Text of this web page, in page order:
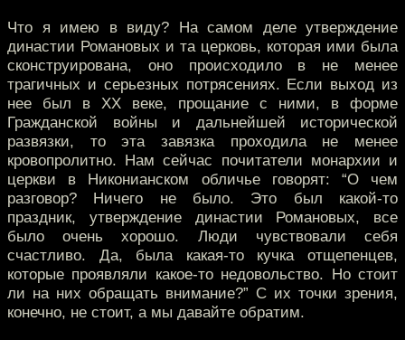
Что я имею в виду? На самом деле утверждение
династии Романовых и та церковь, которая ими была
сконструирована, оно происходило в не менее
трагичных и серьезных потрясениях. Если выход из
нее был в XX веке, прощание с ними, в форме
Гражданской войны и дальнейшей исторической
развязки, то эта завязка проходила не менее
кровопролитно. Нам сейчас почитатели монархии и
церкви в Никонианском обличье говорят: “О чем
разговор? Ничего не было. Это был какой-то
праздник, утверждение династии Романовых, все
было очень хорошо. Люди чувствовали себя
счастливо. Да, была какая-то кучка отщепенцев,
которые проявляли какое-то недовольство. Но стоит
ли на них обращать внимание?” С их точки зрения,
конечно, не стоит, а мы давайте обратим.